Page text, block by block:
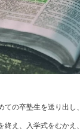
ての卒塾生を送り出し、
え、入学式をむかえ、